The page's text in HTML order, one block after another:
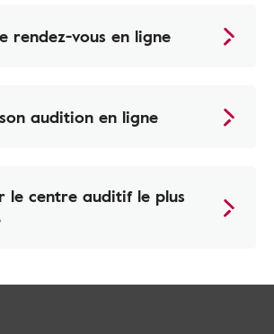
rendez-vous en ligne
audition en ligne
le centre auditif le plus